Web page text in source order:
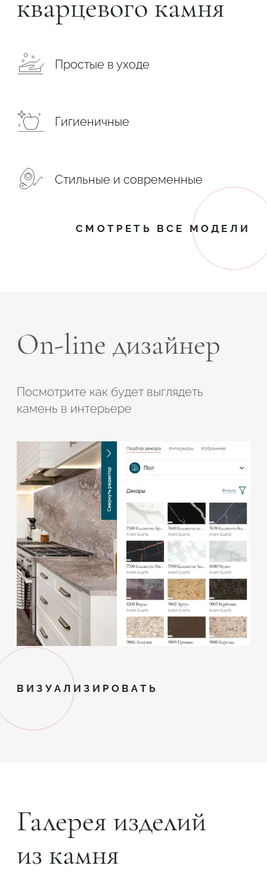
кварцевого камня
Простые в уходе
Гигиеничные
Стильные и современные
СМОТРЕТЬ ВСЕ МОДЕЛИ
On-line дизайнер
Посмотрите как будет выглядеть
камень в интерьере
ВИЗУАЛИЗИРОВАТЬ
Галерея изделий
из камня